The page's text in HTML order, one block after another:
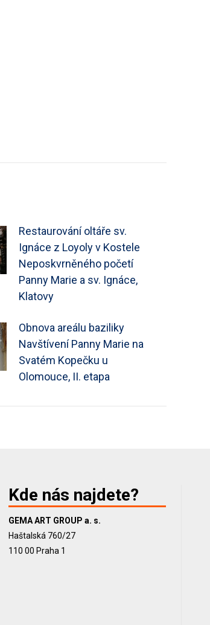
Restaurování oltáře sv.
Ignáce z Loyoly v Kostele
Neposkvrněného početí
Panny Marie a sv. Ignáce,
Klatovy
Obnova areálu baziliky
Navštívení Panny Marie na
Svatém Kopečku u
Olomouce, II. etapa
Kde nás najdete?
GEMA ART GROUP a. s.
Haštalská 760/27
110 00 Praha 1